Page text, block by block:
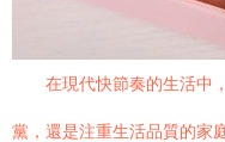
在現代快節奏的生活中
黨，還是注重生活品質的家